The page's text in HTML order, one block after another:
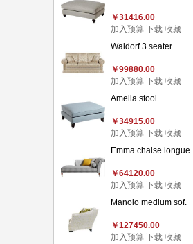
￥31416.00
加入预算 下载 收藏
Waldorf 3 seater .
￥99880.00
加入预算 下载 收藏
Amelia stool
￥34915.00
加入预算 下载 收藏
Emma chaise longue
￥64120.00
加入预算 下载 收藏
Manolo medium sof.
￥127450.00
加入预算 下载 收藏